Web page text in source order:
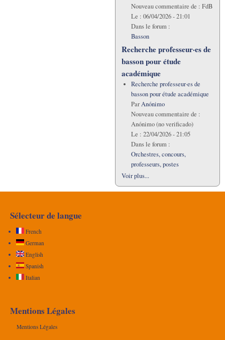
Nouveau commentaire de : FdB
Le : 06/04/2026 - 21:01
Dans le forum :
Basson
Recherche professeur·es de
basson pour étude
académique
Recherche professeur·es de
basson pour étude académique
ParAnónimo
Nouveau commentaire de :
Anónimo (no verificado)
Le : 22/04/2026 - 21:05
Dans le forum :
Orchestres, concours,
professeurs, postes
Voir plus...
Sélecteur de langue
French
German
English
Spanish
Italian
Mentions Légales
Mentions Légales